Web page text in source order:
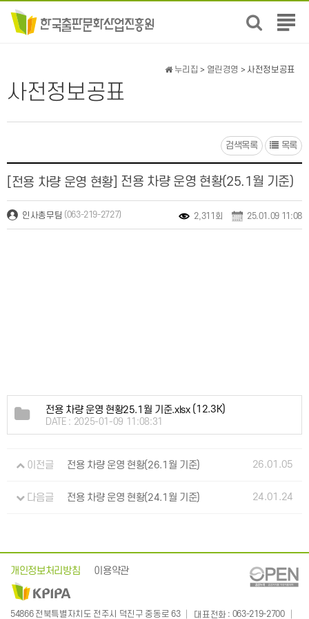
전
뉴
사전정보공표
누리집 > 열린경영 > 사전정보공표
검색목록 목록
[전용 차량 운영 현황] 전용 차량 운영 현황(25.1월 기준)
인사총무팀 (063-219-2727) 2,311회 25.01.09 11:08
전용 차량 운영 현황25.1월 기준.xlsx(12.3K)
DATE : 2025-01-09 11:08:31
이전글 전용 차량 운영 현황(26.1월 기준) 26.01.05
다음글 전용 차량 운영 현황(24.1월 기준) 24.01.24
개인정보처리방침 이용약관
54866 전북특별자치도 전주시 덕진구 중동로 63 대표전화: 063-219-2700